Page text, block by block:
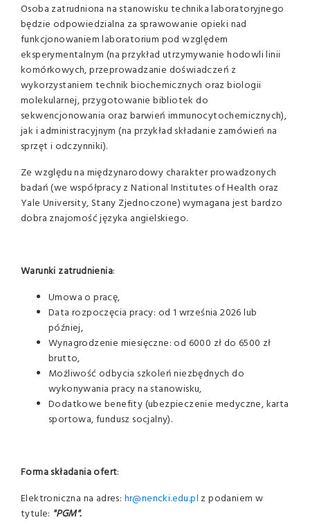
Osoba zatrudniona na stanowisku technika laboratoryjnego
będzie odpowiedzialna za sprawowanie opieki nad
funkcjonowaniem laboratorium pod względem
eksperymentalnym (na przykład utrzymywanie hodowli linii
komórkowych, przeprowadzanie doświadczeń z
wykorzystaniem technik biochemicznych oraz biologii
molekularnej, przygotowanie bibliotek do
sekwencjonowania oraz barwień immunocytochemicznych),
jak i administracyjnym (na przykład składanie zamówień na
sprzęt i odczynniki).
Ze względu na międzynarodowy charakter prowadzonych
badań (we współpracy z National Institutes of Health oraz
Yale University, Stany Zjednoczone) wymagana jest bardzo
dobra znajomość języka angielskiego.
Warunki zatrudnienia:
Umowa o pracę,
Data rozpoczęcia pracy: od 1 września 2026 lub
później,
Wynagrodzenie miesięczne: od 6000 zł do 6500 zł
brutto,
Możliwość odbycia szkoleń niezbędnych do
wykonywania pracy na stanowisku,
Dodatkowe benefity (ubezpieczenie medyczne, karta
sportowa, fundusz socjalny).
Forma składania ofert:
Elektroniczna na adres: hr@nencki.edu.pl z podaniem w
tytule: "PGM".